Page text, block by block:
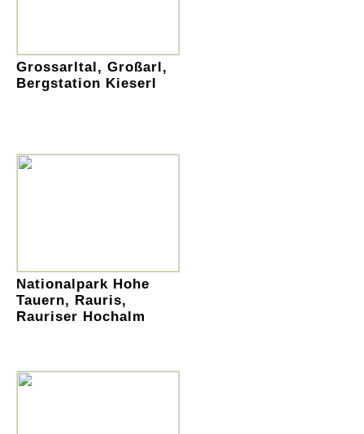
Grossarltal, Großarl,
Bergstation Kieserl
Nationalpark Hohe
Tauern, Rauris,
Rauriser Hochalm